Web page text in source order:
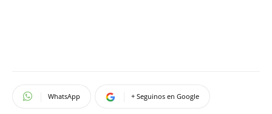
WhatsApp + Seguinos en Google